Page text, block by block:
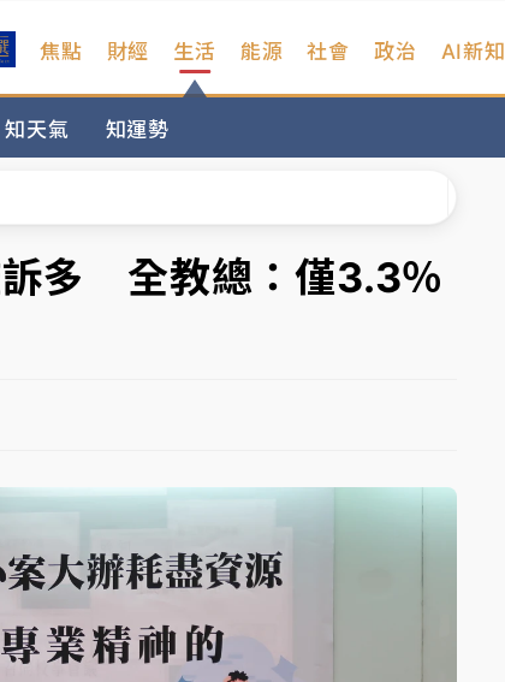
焦點 財經 生活
知天氣 知運勢
能源 社會 政治 AI新知
旅局回應了
駁 理由曝光
周六起展出延長至晚上7時
庭
駁 理由曝光
周六起展出延長至晚上7時
押庭
訴多 全教總：僅3.3％